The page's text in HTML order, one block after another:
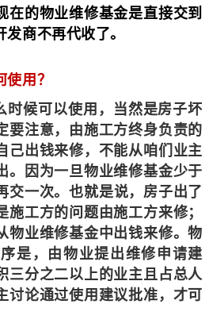
在的物业维修基金是直接交到
商不再代收了。
用？
时候可以使用，当然是房子坏
要注意，由施工方终身负责的
己出钱来修，不能从咱们业主
。因为一旦物业维修基金少于
交一次。也就是说，房子出了
施工方的问题由施工方来修；
物业维修基金中出钱来修。物
是，由物业提出维修申请建
三分之二以上的业主且占总人
讨论通过使用建议批准，才可